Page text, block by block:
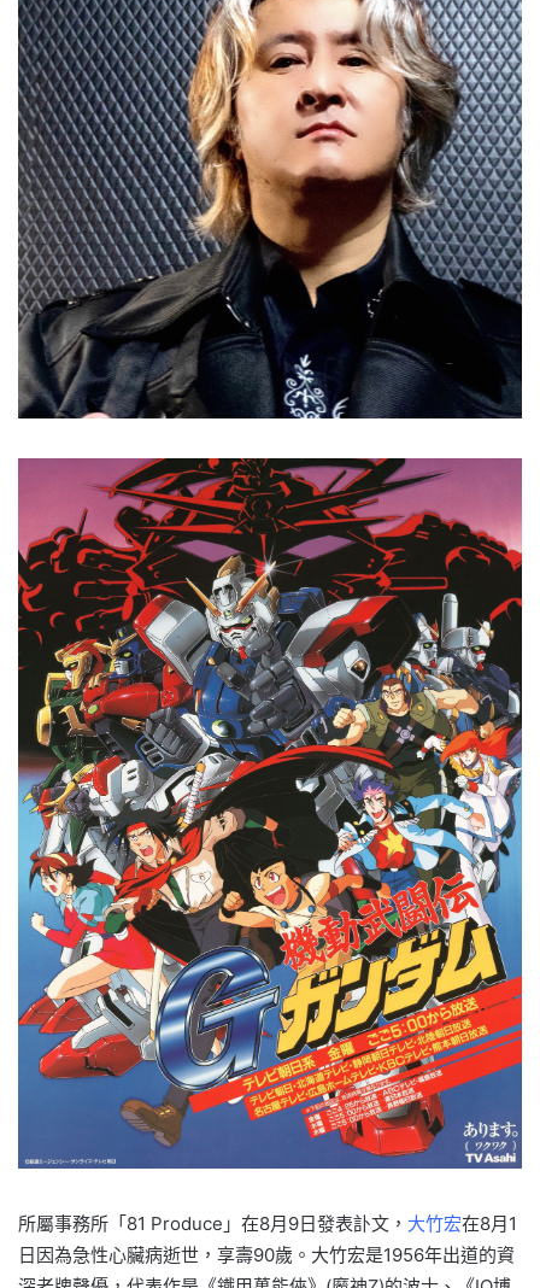
所屬事務所「81 Produce」在8月9日發表訃文， 大竹宏在8月1
日因為急性心臟病逝世，享壽90歲。大竹宏是1956年出道的資